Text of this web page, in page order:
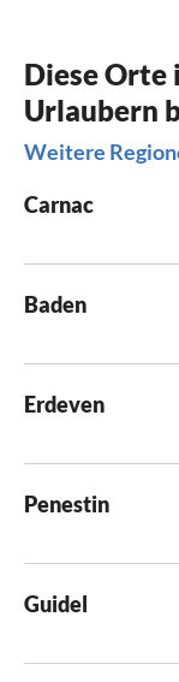
Diese Orte
Urlaubern
Weitere
Carnac
Baden
Erdeven
Penestin
Guidel